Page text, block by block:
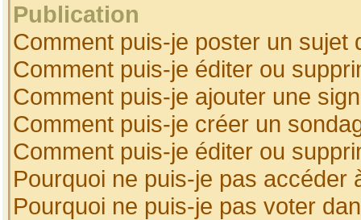
Publication
Comment puis-je poster un sujet
Comment puis-je éditer ou
Comment puis-je ajouter une
Comment puis-je créer un
Comment puis-je éditer ou
Pourquoi ne puis-je pas accéder
Pourquoi ne puis-je pas voter